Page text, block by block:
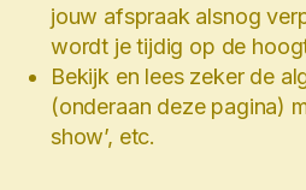
jouw afspraak alsnog
wordt je tijdig op de
Bekijk en lees zeker de
(onderaan deze pagina)
show’, etc.